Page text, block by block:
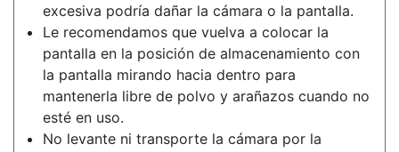
excesiva podría dañar la cámara o la pantalla.
Le recomendamos que vuelva a colocar la
pantalla en la posición de almacenamiento con
la pantalla mirando hacia dentro para
mantenerla libre de polvo y arañazos cuando no
esté en uso.
No levante ni transporte la cámara por la